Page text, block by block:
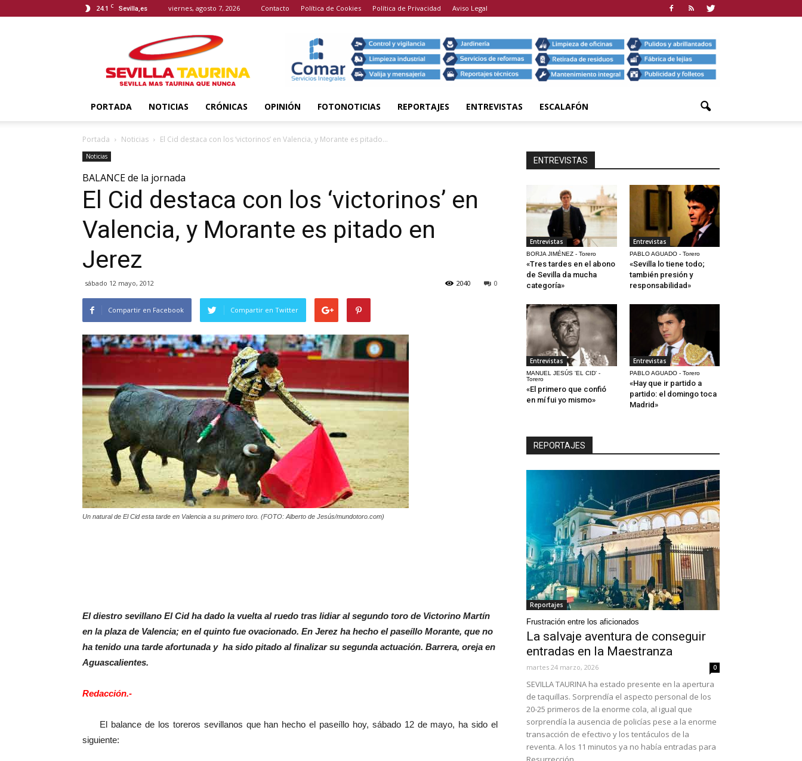
24.1 C Sevilla,es viernes, agosto 7, 2026 Contacto Política de Cookies Política de Privacidad Aviso Legal
Taurina
PORTADA NOTICIAS CRÓNICAS OPINIÓN FOTONOTICIAS REPORTAJES ENTREVISTAS ESCALAFÓN
Portada Noticias El Cid destaca con los ‘victorinos’ en Valencia, y Morante es pitado...
Noticias
BALANCE de la jornada
El Cid destaca con los ‘victorinos’ en
Valencia, y Morante es pitado en
Jerez
sábado 12 mayo, 2012 0
2040
Compartir en Facebook Compartir en Twitter
Un natural de El Cid esta tarde en Valencia a su primero toro. (FOTO: Alberto de Jesús/mundotoro.com)
El diestro sevillano El Cid ha dado la vuelta al ruedo tras lidiar al segundo toro de Victorino Martín
en la plaza de Valencia; en el quinto fue ovacionado. En Jerez ha hecho el paseíllo Morante, que no
ha tenido una tarde afortunada y ha sido pitado al finalizar su segunda actuación. Barrera, oreja en
Aguascalientes.
Redacción.-
El balance de los toreros sevillanos que han hecho el paseíllo hoy, sábado 12 de mayo, ha sido el
siguiente:
ENTREVISTAS
Entrevistas
BORJA JIMÉNEZ - Torero
«Tres tardes en el abono
de Sevilla da mucha
categoría»
Entrevistas
PABLO AGUADO - Torero
«Sevilla lo tiene todo;
también presión y
responsabilidad»
Entrevistas
MANUEL JESÚS 'EL CID' -
Torero
«El primero que confió
en mí fui yo mismo»
Entrevistas
PABLO AGUADO - Torero
«Hay que ir partido a
partido: el domingo toca
Madrid»
REPORTAJES
Reportajes
Frustración entre los aficionados
La salvaje aventura de conseguir
entradas en la Maestranza
martes 24 marzo, 2026 0
SEVILLA TAURINA ha estado presente en la apertura
de taquillas. Sorprendía el aspecto personal de los
20-25 primeros de la enorme cola, al igual que
sorprendía la ausencia de policías pese a la enorme
transacción de efectivo y los tentáculos de la
reventa. A los 11 minutos ya no había entradas para